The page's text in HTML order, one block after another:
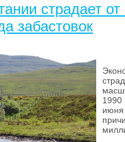
страдает
забастовок